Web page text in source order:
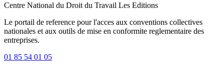
Centre National du Droit du Travail Les Editions
Le portail de reference pour l'acces aux conventions collectives
nationales et aux outils de mise en conformite reglementaire des
entreprises.
01 85 54 01 05